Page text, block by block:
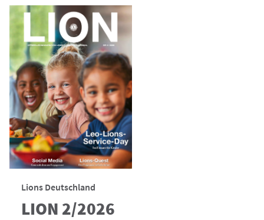
Lions Deutschland
LION 2/2026